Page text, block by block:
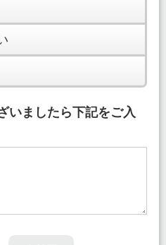
いましたら下記をご入